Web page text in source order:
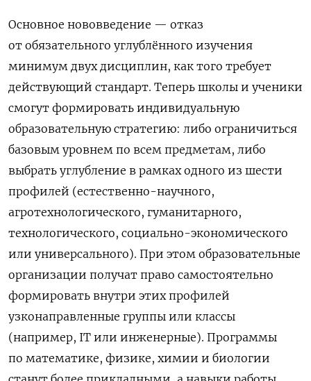
Основное нововведение — отказ
от обязательного углублённого изучения
минимум двух дисциплин, как того требует
действующий стандарт. Теперь школы и ученики
смогут формировать индивидуальную
образовательную стратегию: либо ограничиться
базовым уровнем по всем предметам, либо
выбрать углубление в рамках одного из шести
профилей (естественно-научного,
агротехнологического, гуманитарного,
технологического, социально-экономического
или универсального). При этом образовательные
организации получат право самостоятельно
формировать внутри этих профилей
узконаправленные группы или классы
(например, IT или инженерные). Программы
по математике, физике, химии и биологии